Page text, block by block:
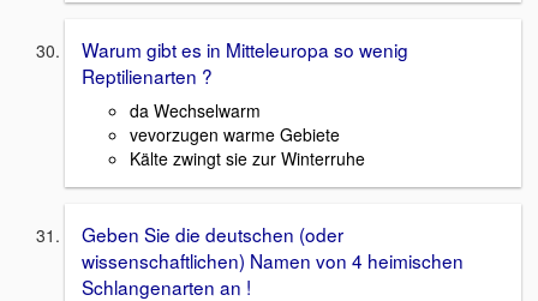
Warum gibt es in Mitteleuropa so wenig
Reptilienarten ?
da Wechselwarm
vevorzugen warme Gebiete
Kälte zwingt sie zur Winterruhe
Geben Sie die deutschen (oder
wissenschaftlichen) Namen von 4 heimischen
Schlangenarten an !